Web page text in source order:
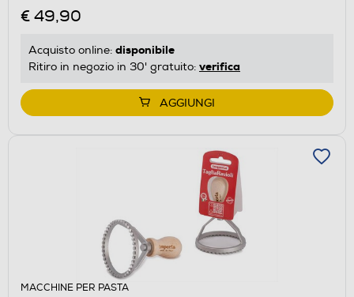
€ 49,90
Acquisto online: disponibile
Ritiro in negozio in 30' gratuito: verifica
AGGIUNGI
MACCHINE PER PASTA